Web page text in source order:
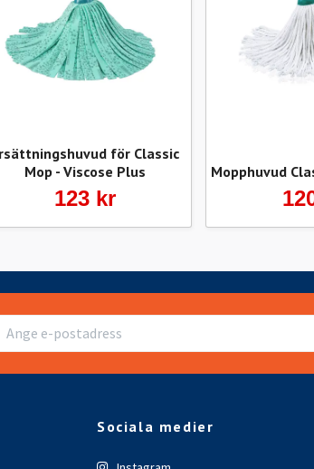
för Classic
Mop - Viscose Plus
123 kr
Mopphuvud
Sociala medier